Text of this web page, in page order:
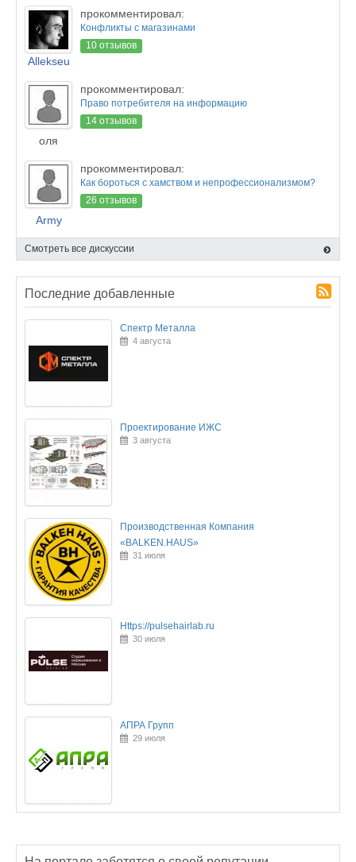
Allekseu
прокомментировал:
Конфликты с магазинами
10 отзывов
оля
прокомментировал:
Право потребителя на информацию
14 отзывов
Army
прокомментировал:
Как бороться с хамством и непрофессионализмом?
26 отзывов
Смотреть все дискуссии
Последние добавленные
Спектр Металла
4 августа
Проектирование ИЖС
3 августа
Производственная Компания
«BALKEN.HAUS»
31 июля
Https://pulsehairlab.ru
30 июля
АПРА Групп
29 июля